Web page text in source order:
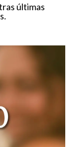
últimas